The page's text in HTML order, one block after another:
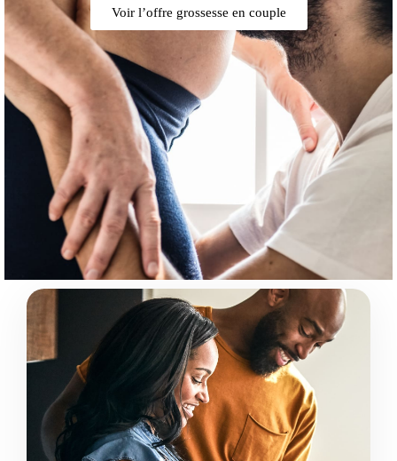
Voir l’offre grossesse en couple